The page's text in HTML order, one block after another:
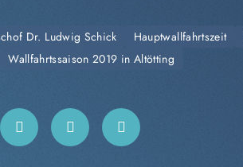
Dr. Ludwig Schick Hauptwallfahrtszeit
Wallfahrtssaison 2019 in Altötting